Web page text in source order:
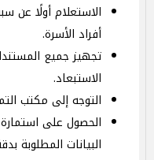
الاستعلام أولًا عن
أفراد الأسرة.
تجهيز جميع
الاستبعاد.
التوجه إلى مكتب
الحصول على
البيانات المطلوبة